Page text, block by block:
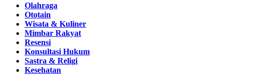
Olahraga
Ototain
Wisata & Kuliner
Mimbar Rakyat
Resensi
Konsultasi Hukum
Sastra & Religi
Kesehatan